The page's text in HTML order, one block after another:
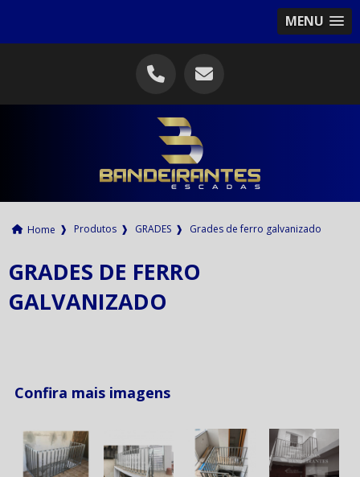
MENU
Home ❱ Produtos ❱ GRADES ❱ Grades de ferro galvanizado
GRADES DE FERRO
GALVANIZADO
Confira mais imagens